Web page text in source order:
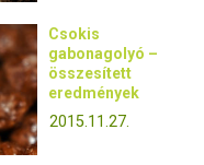
Csokis
gabonagolyó –
összesített
eredmények
2015.11.27.